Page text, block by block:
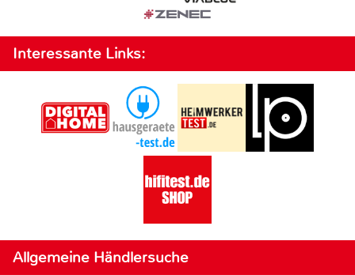
Interessante Links:
Allgemeine Händlersuche